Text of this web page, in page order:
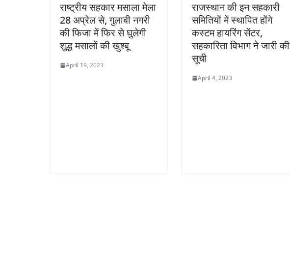
राष्ट्रीय सहकार मसाला मेला
28 अप्रेल से, गुलाबी नगरी
की फिजा में फिर से घुलेगी
शुद्ध मसालों की खुश्बू
April 19, 2023
राजस्थान की इन सहकारी
समितियों में स्थापित होंगे
कस्टम हायरिंग सेंटर,
सहकारिता विभाग ने जारी की
सूची
April 4, 2023